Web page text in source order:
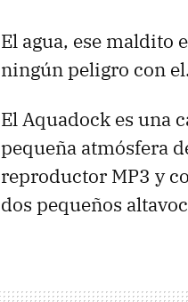
El agua, ese maldito
ningún peligro con
El Aquadock es una
pequeña atmósfera
reproductor MP3 y
dos pequeños